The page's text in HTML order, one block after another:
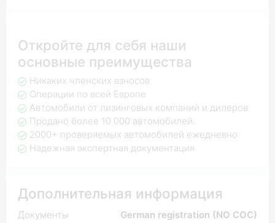
Откройте для себя наши
основные преимущества
Никаких членских взносов
Операции по всей Европе
Автомобили от лизинговых компаний и дилеров
Продано более 10 000 автомобилей.
2000+ проверяемых автомобилей ежедневно
Надежная экспертная документация
Дополнительная информация
Документы
German registration (NO COC)